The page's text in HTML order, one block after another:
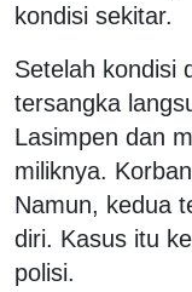
kondisi sekitar.
Setelah kondisi
tersangka
Lasimpen dan
miliknya.
Namun, kedua
diri. Kasus itu
polisi.